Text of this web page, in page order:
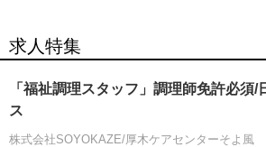
求人特集
「福祉調理スタッフ」調理師免許必須/
ス
株式会社SOYOKAZE/厚木ケアセンターそよ風